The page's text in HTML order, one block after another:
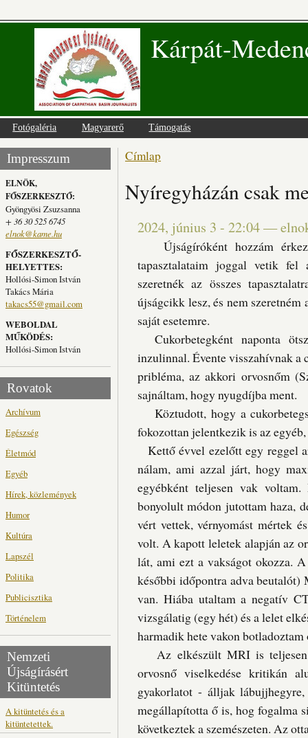
Kárpát-
Fotógaléria Magyarerő Támogatás
Impresszum
ELNÖK,
FŐSZERKESZTŐ:
Gyöngyösi Zsuzsanna
+ 36 30 525 6745
elnok@kame.hu
FŐSZERKESZTŐ-
HELYETTES:
Hollósi-Simon István
Takács Mária
takacs55@gmail.com
WEBOLDAL
MŰKÖDÉS:
Hollósi-Simon István
Rovatok
Archívum
Egészség
Életmód
Egyéb
Hírek, közlemények
Humor
Kultúra
Lapszél
Politika
Publicisztika
Történelem
Nemzeti
Újságírásért
Kitüntetés
A kitüntetés és a
kitüntetettek.
Jelenlegi hely
Címlap
Nyíregyházán csak
2024, június 3 - 22:04—
Újságíróként hozzám
tapasztalataim joggal vetik fel
szeretnék az összes
újságcikk lesz, és nem
saját esetemre.
Cukorbetegként naponta
inzulinnal. Évente visszahívnak
pribléma, az akkori orvosnőm
sajnáltam, hogy nyugdíjba ment.
Köztudott, hogy a
fokozottan jelentkezik is az
Kettő évvel ezelőtt egy reggel
nálam, ami azzal járt, hogy
egyébként teljesen vak voltam.
bonyolult módon jutottam haza,
vért vettek, vérnyomást mértek
volt. A kapott leletek alapján az
lát, ami ezt a vakságot okozza.
későbbi időpontra adva
van. Hiába utaltam a negatív
vizsgálatig (egy hét) és a lelet
harmadik hete vakon
Az elkészült MRI is teljesen
orvosnő viselkedése kritikán
gyakorlatot - álljak
megállapította ő is, hog fogalma
következtek a szemészeten. Az